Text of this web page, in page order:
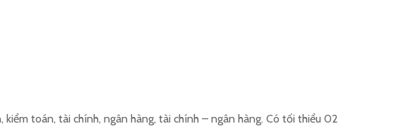
toán, tài chính, ngân hàng, tài chính – ngân hàng. Có tối thiểu 02